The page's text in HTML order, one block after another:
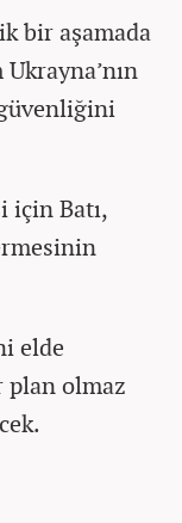
bir aşamada
için Batı,
elde
plan olmaz